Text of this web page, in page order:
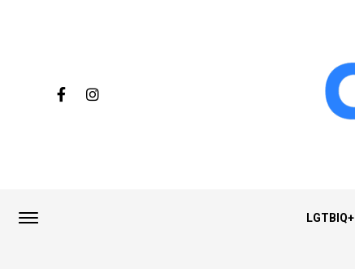
LGTBIQ+